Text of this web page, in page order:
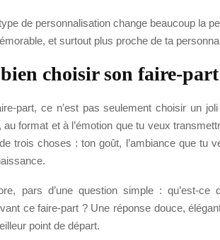
de personnalisation change beaucoup la
et surtout plus proche de ta
choisir son faire-part
part, ce n’est pas seulement choisir un
format et à l’émotion que tu veux
trois choses : ton goût, l’ambiance que tu
pars d’une question simple : qu’est-
ce faire-part ? Une réponse douce,
point de départ.